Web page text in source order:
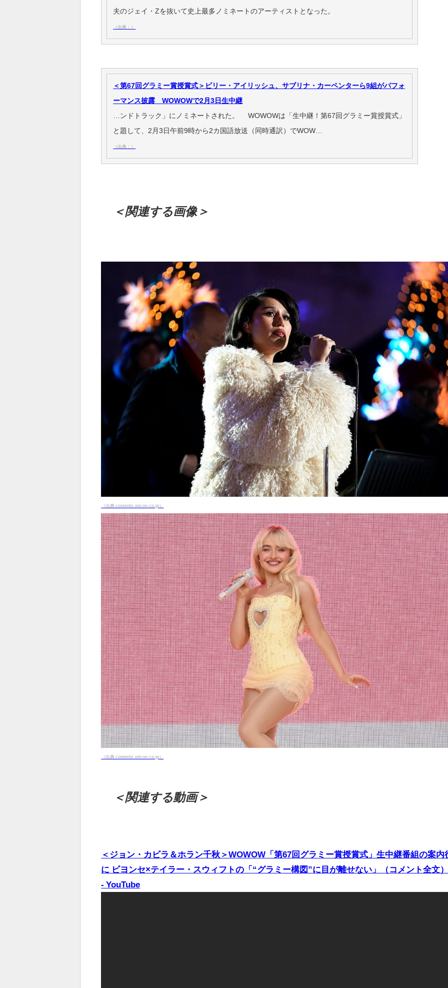
夫のジェイ・Zを抜いて史上最多ノミネートのアーティストとなった。
（出典：）
＜第67回グラミー賞授賞式＞ビリー・アイリッシュ、サブリナ・カーペンターら9組がパフォ
ーマンス披露 WOWOWで2月3日生中継
…ンドトラック」にノミネートされた。 WOWOWは「生中継！第67回グラミー賞授賞式」
と題して、2月3日午前9時から2カ国語放送（同時通訳）でWOW…
（出典：）
＜関連する画像＞
（出典 contents.oricon.co.jp）
（出典 contents.oricon.co.jp）
＜関連する動画＞
＜ジョン・カビラ＆ホラン千秋＞WOWOW「第67回グラミー賞授賞式」生中継番組の案内
に ビヨンセ×テイラー・スウィフトの「“グラミー構図”に目が離せない」（コメント全文
- YouTube